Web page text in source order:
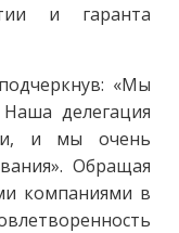
и гаранта
«Мы
делегация
и мы очень
Обращая
компаниями в